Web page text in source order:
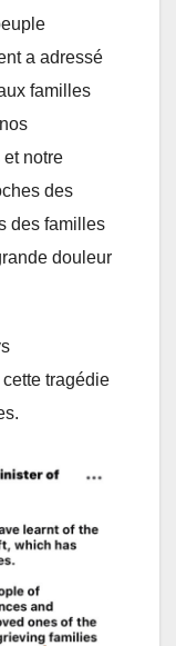
a adressé
familles
notre
des
des familles
douleur
cette tragédie